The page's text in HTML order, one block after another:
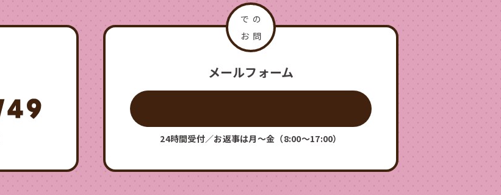
メールフォーム
24時間受付／お返事は月〜金（8:00〜17:00）